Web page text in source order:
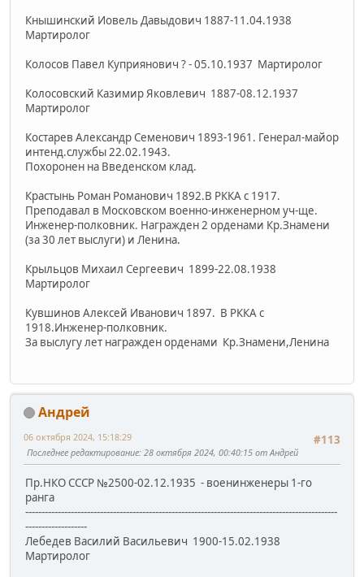
Кнышинский Иовель Давыдович 1887-11.04.1938
Мартиролог
Колосов Павел Куприянович ? - 05.10.1937 Мартиролог
Колосовский Казимир Яковлевич 1887-08.12.1937
Мартиролог
Костарев Александр Семенович 1893-1961. Генерал-майор
интенд.службы 22.02.1943.
Похоронен на Введенском клад.
Крастынь Роман Романович 1892.В РККА с 1917.
Преподавал в Московском военно-инженерном уч-ще.
Инженер-полковник. Награжден 2 орденами Кр.Знамени
(за 30 лет выслуги) и Ленина.
Крыльцов Михаил Сергеевич 1899-22.08.1938
Мартиролог
Кувшинов Алексей Иванович 1897. В РККА с
1918.Инженер-полковник.
За выслугу лет награжден орденами Кр.Знамени,Ленина
Андрей
#113
06 октября 2024, 15:18:29
Последнее редактирование: 28 октября 2024, 00:40:15 от Андрей
Пр.НКО СССР №2500-02.12.1935 - военинженеры 1-го
ранга
------------------------------------------------------------------------------------------------
-------------------
Лебедев Василий Васильевич 1900-15.02.1938
Мартиролог